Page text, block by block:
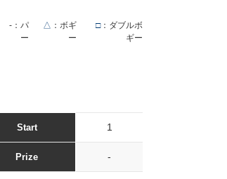
-：パ
ー
△ ：ボギ
ー
□：ダブルボ
ギー
Start 1
Prize -